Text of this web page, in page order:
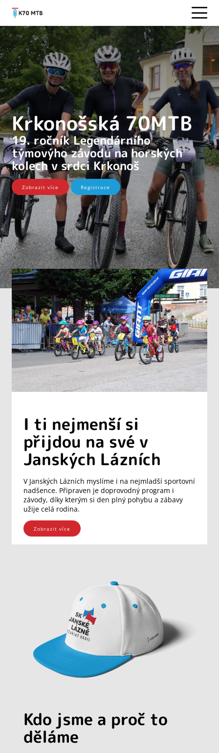
Krkonošská 70MTB
19. ročník Legendárního
týmovýho závodu na horských
kolech v srdci Krkonoš
Zobrazit více Registrace
I ti nejmenší si
přijdou na své v
Janských Lázních
V Janských Lázních myslíme i na nejmladší sportovní
nadšence. Připraven je doprovodný program i
závody, díky kterým si den plný pohybu a zábavy
užije celá rodina.
Zobrazit více
Kdo jsme a proč to
děláme